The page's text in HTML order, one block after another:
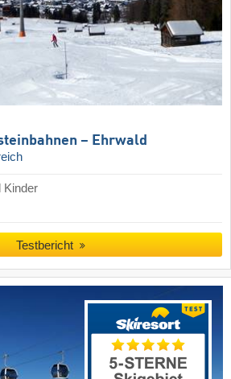
– Ehrwald
Kinder
Testbericht